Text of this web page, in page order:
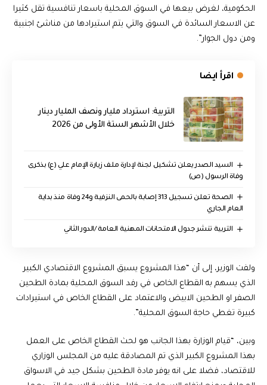
الحكومية، لغرض بيعها في السوق المحلية باسعار تنافسية تقل كثيرا
عن الاسعار السائدة في السوق والتي يتم استيرادها من مناشئ اجنبية
ومن دول الجوار”.
اقرأ ايضا
التربية: استرداد مليار ونصف المليار دينار
خلال الأشهر الستة الأولى من 2026
السيد الصدر يعلن تشكيل لجنة لإدارة ملف زيارة الإمام علي (ع) بذكرى
وفاة الرسول (ص)
الصحة تعلن تسجيل 313 إصابة بالحمى النزفية و24 وفاة منذ بداية
العام الجاري
التربية تنشر جدول الامتحانات المهنية العامة /الدور الثاني
ولفت الوزير، إلى أن “هذا المشروع يسبق المشروع الاقتصادي الكبير
الذي يسهم به القطاع الخاص في رفد السوق المحلية بمادة الطحين
الصفر او الطحين الابيض والاعتماد على القطاع الخاص في استيرادات
كبيرة تغطي حاجة السوق المحلية”.
وبين، “قيام الوزارة بهذا الجانب هو لحث القطاع الخاص على العمل
بهذا المشروع الكبير الذي تم المصادقة عليه من المجلس الوزاري
للاقتصاد، فضلا على انه يوفر مادة الطحين بشكل جيد في الاسواق